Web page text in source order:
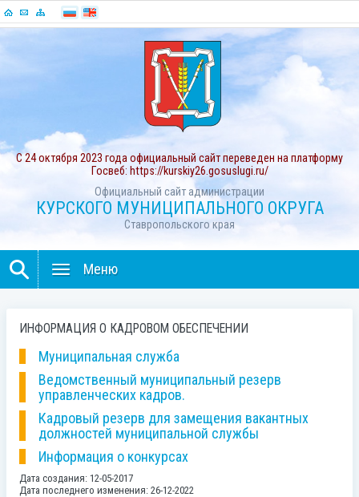
С 24 октября 2023 года официальный сайт переведен на платформу
Госвеб: https://kurskiy26.gosuslugi.ru/
Официальный сайт администрации
КУРСКОГО МУНИЦИПАЛЬНОГО ОКРУГА
Ставропольского края
Меню
ИНФОРМАЦИЯ О КАДРОВОМ ОБЕСПЕЧЕНИИ
Муниципальная служба
Ведомственный муниципальный резерв
управленческих кадров.
Кадровый резерв для замещения вакантных
должностей муниципальной службы
Информация о конкурсах
Дата создания: 12-05-2017
Дата последнего изменения: 26-12-2022